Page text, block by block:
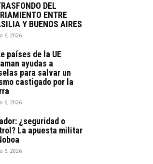
DEL
ENTRE
Y BUENOS AIRES
6, 2026
países de la UE
ayudas a
para salvar un
castigado por la
6, 2026
¿seguridad o
La apuesta militar
6, 2026